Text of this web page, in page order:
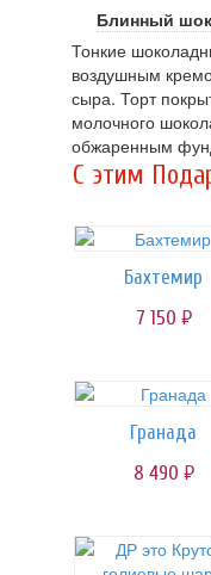
Блинный
Тонкие
воздушным
сыра. Торт
молочного
обжаренным
C этим
Бахтемир
7 150 руб.
Гранада
8 490 руб.